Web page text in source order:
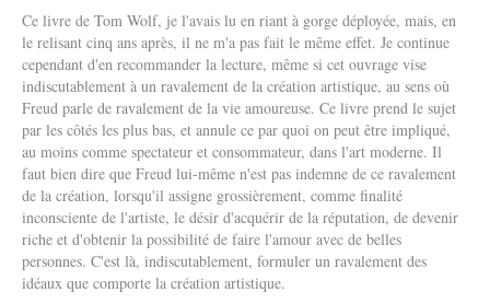
Ce livre de Tom Wolf, je l'avais lu en riant à gorge déployée, mais, en
le relisant cinq ans après, il ne m'a pas fait le même effet. Je continue
cependant d'en recommander la lecture, même si cet ouvrage vise
indiscutablement à un ravalement de la création artistique, au sens où
Freud parle de ravalement de la vie amoureuse. Ce livre prend le sujet
par les côtés les plus bas, et annule ce par quoi on peut être impliqué,
au moins comme spectateur et consommateur, dans l'art moderne. Il
faut bien dire que Freud lui-même n'est pas indemne de ce ravalement
de la création, lorsqu'il assigne grossièrement, comme finalité
inconsciente de l'artiste, le désir d'acquérir de la réputation, de devenir
riche et d'obtenir la possibilité de faire l'amour avec de belles
personnes. C'est là, indiscutablement, formuler un ravalement des
idéaux que comporte la création artistique.